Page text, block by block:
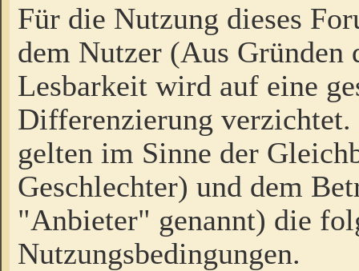
Für die Nutzung dieses
dem Nutzer (Aus Gründen
Lesbarkeit wird auf eine
Differenzierung
gelten im Sinne der
Geschlechter) und dem
"Anbieter" genannt) die
Nutzungsbedingungen.